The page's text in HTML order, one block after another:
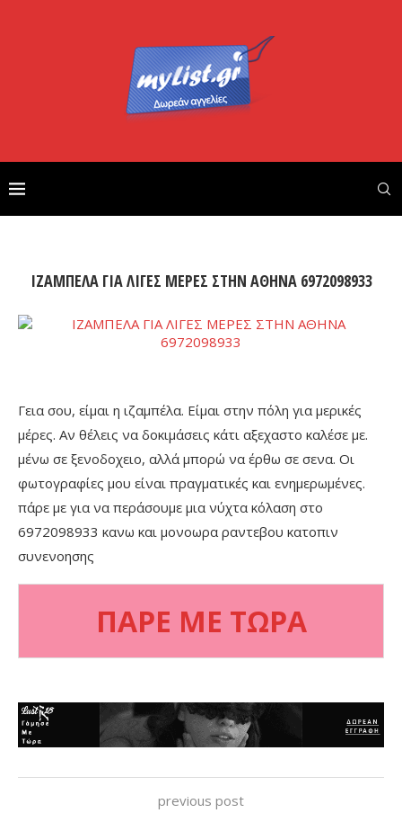
ΙΖΑΜΠΕΛΑ ΓΙΑ ΛΙΓΕΣ ΜΕΡΕΣ ΣΤΗΝ ΑΘΗΝΑ 6972098933
Γεια σου, είμαι η ιζαμπέλα. Είμαι στην πόλη για μερικές
μέρες. Αν θέλεις να δοκιμάσεις κάτι αξεχαστο καλέσε με.
μένω σε ξενοδοχειο, αλλά μπορώ να έρθω σε σενα. Οι
φωτογραφίες μου είναι πραγματικές και ενημερωμένες.
πάρε με για να περάσουμε μια νύχτα κόλαση στο
6972098933 κανω και μονοωρα ραντεβου κατοπιν
συνενοησης
ΠΑΡΕ ΜΕ ΤΩΡΑ
previous post